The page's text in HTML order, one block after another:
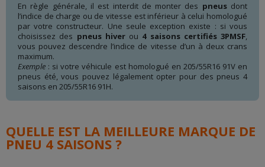
En règle générale, il est interdit de monter des pneus dont
l’indice de charge ou de vitesse est inférieur à celui homologué
par votre constructeur. Une seule exception existe : si vous
choisissez des pneus hiverou 4 saisons certifiés 3PMSF,
vous pouvez descendre l’indice de vitesse d’un à deux crans
maximum.
Exemple : si votre véhicule est homologué en 205/55R16 91V en
pneus été, vous pouvez légalement opter pour des pneus 4
saisons en 205/55R16 91H.
QUELLE EST LA MEILLEURE MARQUE DE
PNEU 4 SAISONS ?